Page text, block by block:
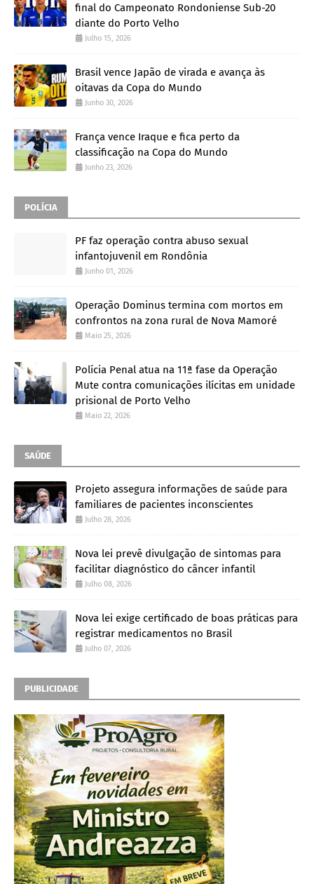
final do Campeonato Rondoniense Sub-20
diante do Porto Velho
Julho 15, 2026
Brasil vence Japão de virada e avança às
oitavas da Copa do Mundo
Junho 30, 2026
França vence Iraque e fica perto da
classificação na Copa do Mundo
Junho 23, 2026
POLÍCIA
PF faz operação contra abuso sexual
infantojuvenil em Rondônia
Junho 01, 2026
Operação Dominus termina com mortos em
confrontos na zona rural de Nova Mamoré
Maio 25, 2026
Polícia Penal atua na 11ª fase da Operação
Mute contra comunicações ilícitas em unidade
prisional de Porto Velho
Maio 22, 2026
SAÚDE
Projeto assegura informações de saúde para
familiares de pacientes inconscientes
Julho 28, 2026
Nova lei prevê divulgação de sintomas para
facilitar diagnóstico do câncer infantil
Julho 08, 2026
Nova lei exige certificado de boas práticas para
registrar medicamentos no Brasil
Julho 07, 2026
PUBLICIDADE